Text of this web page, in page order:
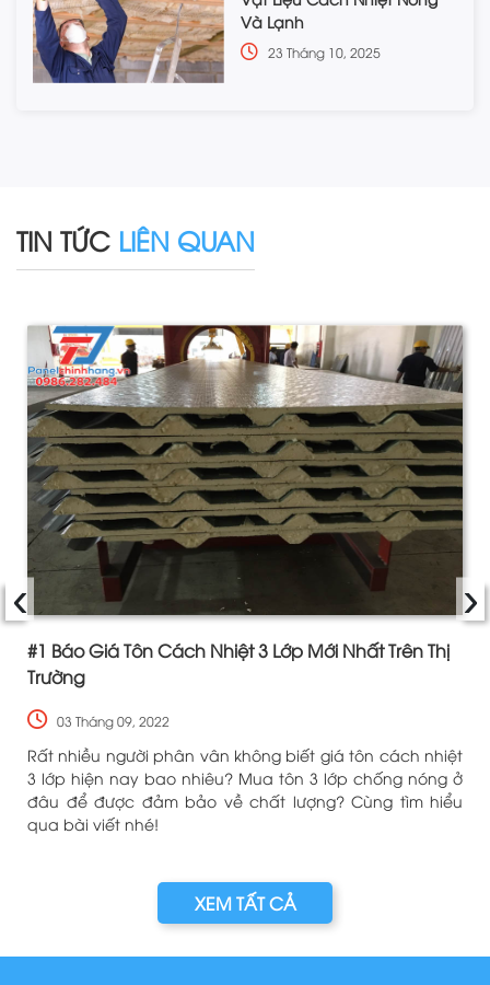
Và Lạnh
23 Tháng 10, 2025
TIN TỨC LIÊN QUAN
#1 Báo Giá Tôn Cách Nhiệt 3 Lớp Mới Nhất Trên Thị
Trường
03 Tháng 09, 2022
Rất nhiều người phân vân không biết giá tôn cách nhiệt
3 lớp hiện nay bao nhiêu? Mua tôn 3 lớp chống nóng ở
đâu để được đảm bảo về chất lượng? Cùng tìm hiểu
qua bài viết nhé!
‹ ›
XEM TẤT CẢ